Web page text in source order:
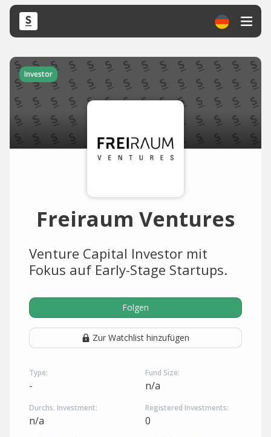
Investor
Freiraum Ventures
Venture Capital Investor mit
Fokus auf Early-Stage Startups.
Folgen
Zur Watchlist hinzufügen
Type:
-
Fund Size:
n/a
Durchs. Investment:
n/a
Registered Investments:
0